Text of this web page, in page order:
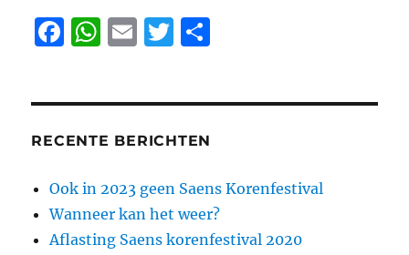
F
b
o
o
k
W
A
p
p
E
T
r
RECENTE BERICHTEN
Ook in 2023 geen Saens Korenfestival
Wanneer kan het weer?
Aflasting Saens korenfestival 2020